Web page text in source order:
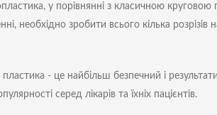
у порівнянні з класичною
необхідно зробити всього кілька
пластика - це найбільш безпечний і
серед лікарів та їхніх пацієнтів.